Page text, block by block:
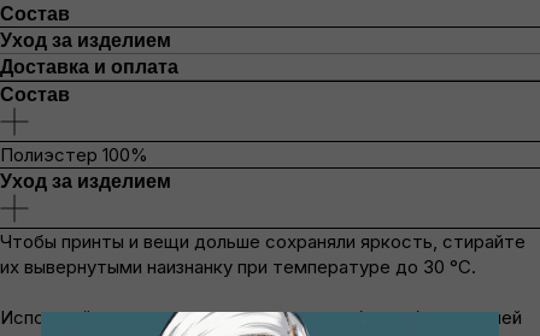
Состав
Уход за изделием
Доставка и оплата
Состав
Полиэстер 100%
Уход за изделием
Чтобы принты и вещи дольше сохраняли яркость, стирайте
их вывернутыми наизнанку при температуре до 30 °C.
Используйте мягкие моющие средства без отбеливателей